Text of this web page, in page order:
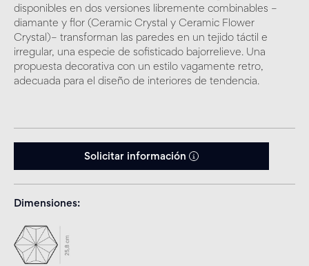
disponibles en dos versiones libremente combinables –
diamante y flor (Ceramic Crystal y Ceramic Flower
Crystal)– transforman las paredes en un tejido táctil e
irregular, una especie de sofisticado bajorrelieve. Una
propuesta decorativa con un estilo vagamente retro,
adecuada para el diseño de interiores de tendencia.
Solicitar información
Dimensiones